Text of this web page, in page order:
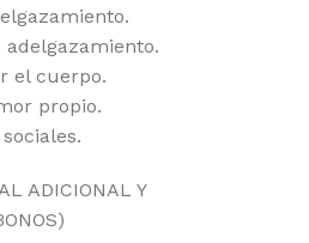
adelgazamiento.
el cuerpo.
propio.
ADICIONAL Y